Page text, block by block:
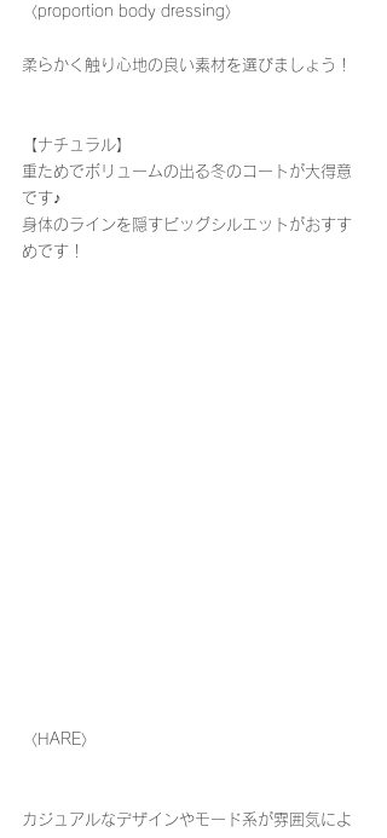
〈proportion body dressing〉
柔らかく触り心地の良い素材を選びましょう！
【ナチュラル】
重ためでボリュームの出る冬のコートが大得意
です♪
身体のラインを隠すビッグシルエットがおすす
めです！
〈HARE〉
カジュアルなデザインやモード系が雰囲気によ